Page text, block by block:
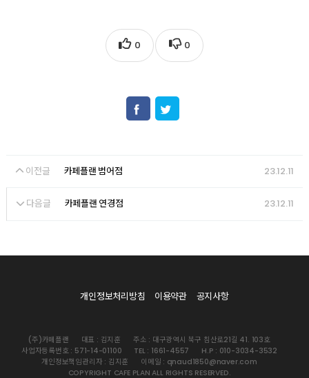
0 0
이전글 카페플랜 범어점 23.12.11
다음글 카페플랜 연경점 23.12.11
개인정보처리방침 이용약관 공지사항
(주)카페플랜 대표 : 김지훈
주소 : 대구광역시 북구 침산로21길 41. 103호
사업자등록번호 : 571-14-01100
TEL : 1661-4557
H.P : 010-3034-3532
개인정보책임관리자 : 김지훈
이메일 : qnaud1850@naver.com
COPYRIGHT CAFE PLAN ALL RIGHTS RESERVED.